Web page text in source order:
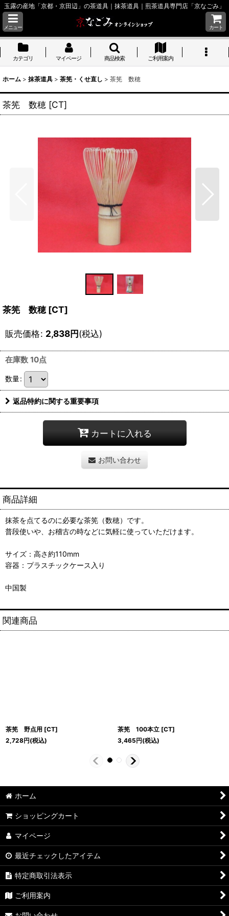
玉露の産地「京都・京田辺」の茶道具｜抹茶道具｜煎茶道具専門店「京なごみ」
メニュー カート
カテゴリ マイページ 商品検索 ご利用案内
ホーム > 抹茶道具 > 茶筅・くせ直し > 茶筅 数穂
茶筅 数穂 [CT]
茶筅 数穂 [CT]
販売価格: 2,838円(税込)
在庫数 10点
数量:
返品特約に関する重要事項
カートに入れる
お問い合わせ
商品詳細
抹茶を点てるのに必要な茶筅（数穂）です。
普段使いや、お稽古の時などに気軽に使っていただけます。
サイズ：高さ約110mm
容器：プラスチックケース入り
中国製
関連商品
茶筅 野点用 [CT]
2,728円(税込)
茶筅 100本立 [CT]
3,465円(税込)
ホーム
ショッピングカート
マイページ
最近チェックしたアイテム
特定商取引法表示
ご利用案内